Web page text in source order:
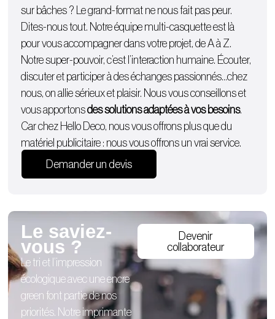
sur bâches ? Le grand-format ne nous fait pas peur.
Dites-nous tout. Notre équipe multi-casquette est là
pour vous accompagner dans votre projet, de A à Z.
Notre super-pouvoir, c’est l’interaction humaine. Écouter,
discuter et participer à des échanges passionnés…chez
nous, on allie sérieux et plaisir. Nous vous conseillons et
vous apportonsdes solutions adaptées à vos besoins.
Car chez Hello Deco, nous vous offrons plus que du
matériel publicitaire : nous vous offrons un vrai service.
Demander un devis
Le saviez-
vous ?
Le tri et l’impression
écologique avec une encre
green font partie de nos
priorités. Notre imprimante
Devenir
collaborateur